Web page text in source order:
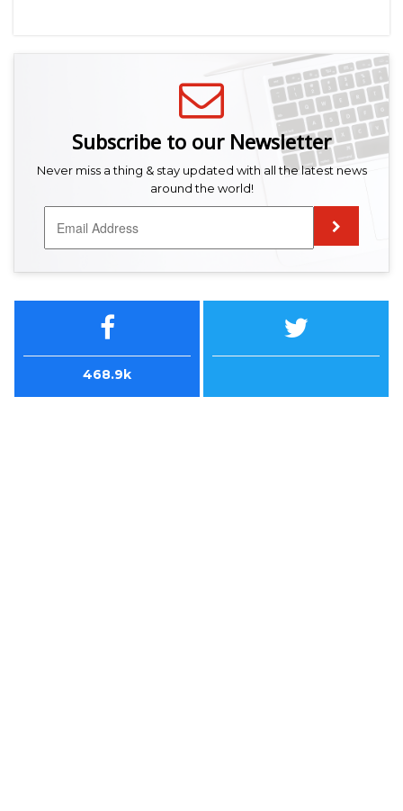
Subscribe to our Newsletter
Never miss a thing & stay updated with all the latest news
around the world!
468.9k